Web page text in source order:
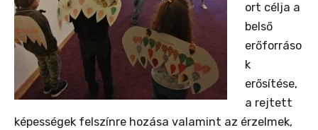
ort célja a
belső
erőforráso
k
erősítése,
a rejtett
képességek felszínre hozása valamint az érzelmek,